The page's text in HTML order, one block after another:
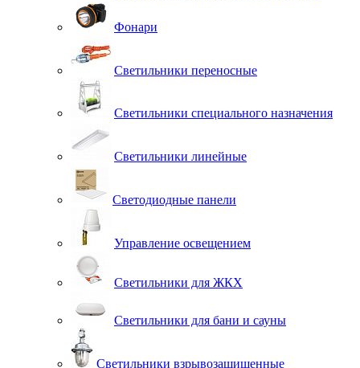
Фонари
Светильники переносные
Светильники специального назначения
Светильники линейные
Светодиодные панели
Управление освещением
Светильники для ЖКХ
Светильники для бани и сауны
Светильники взрывозащищенные